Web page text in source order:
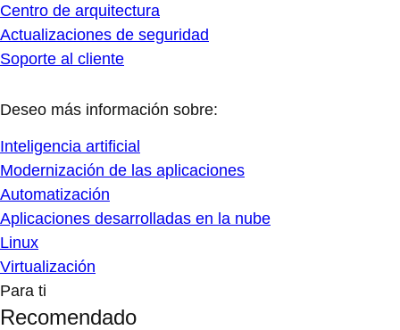
Centro de arquitectura
Actualizaciones de seguridad
Soporte al cliente
Deseo más información sobre:
Inteligencia artificial
Modernización de las aplicaciones
Automatización
Aplicaciones desarrolladas en la nube
Linux
Virtualización
Para ti
Recomendado